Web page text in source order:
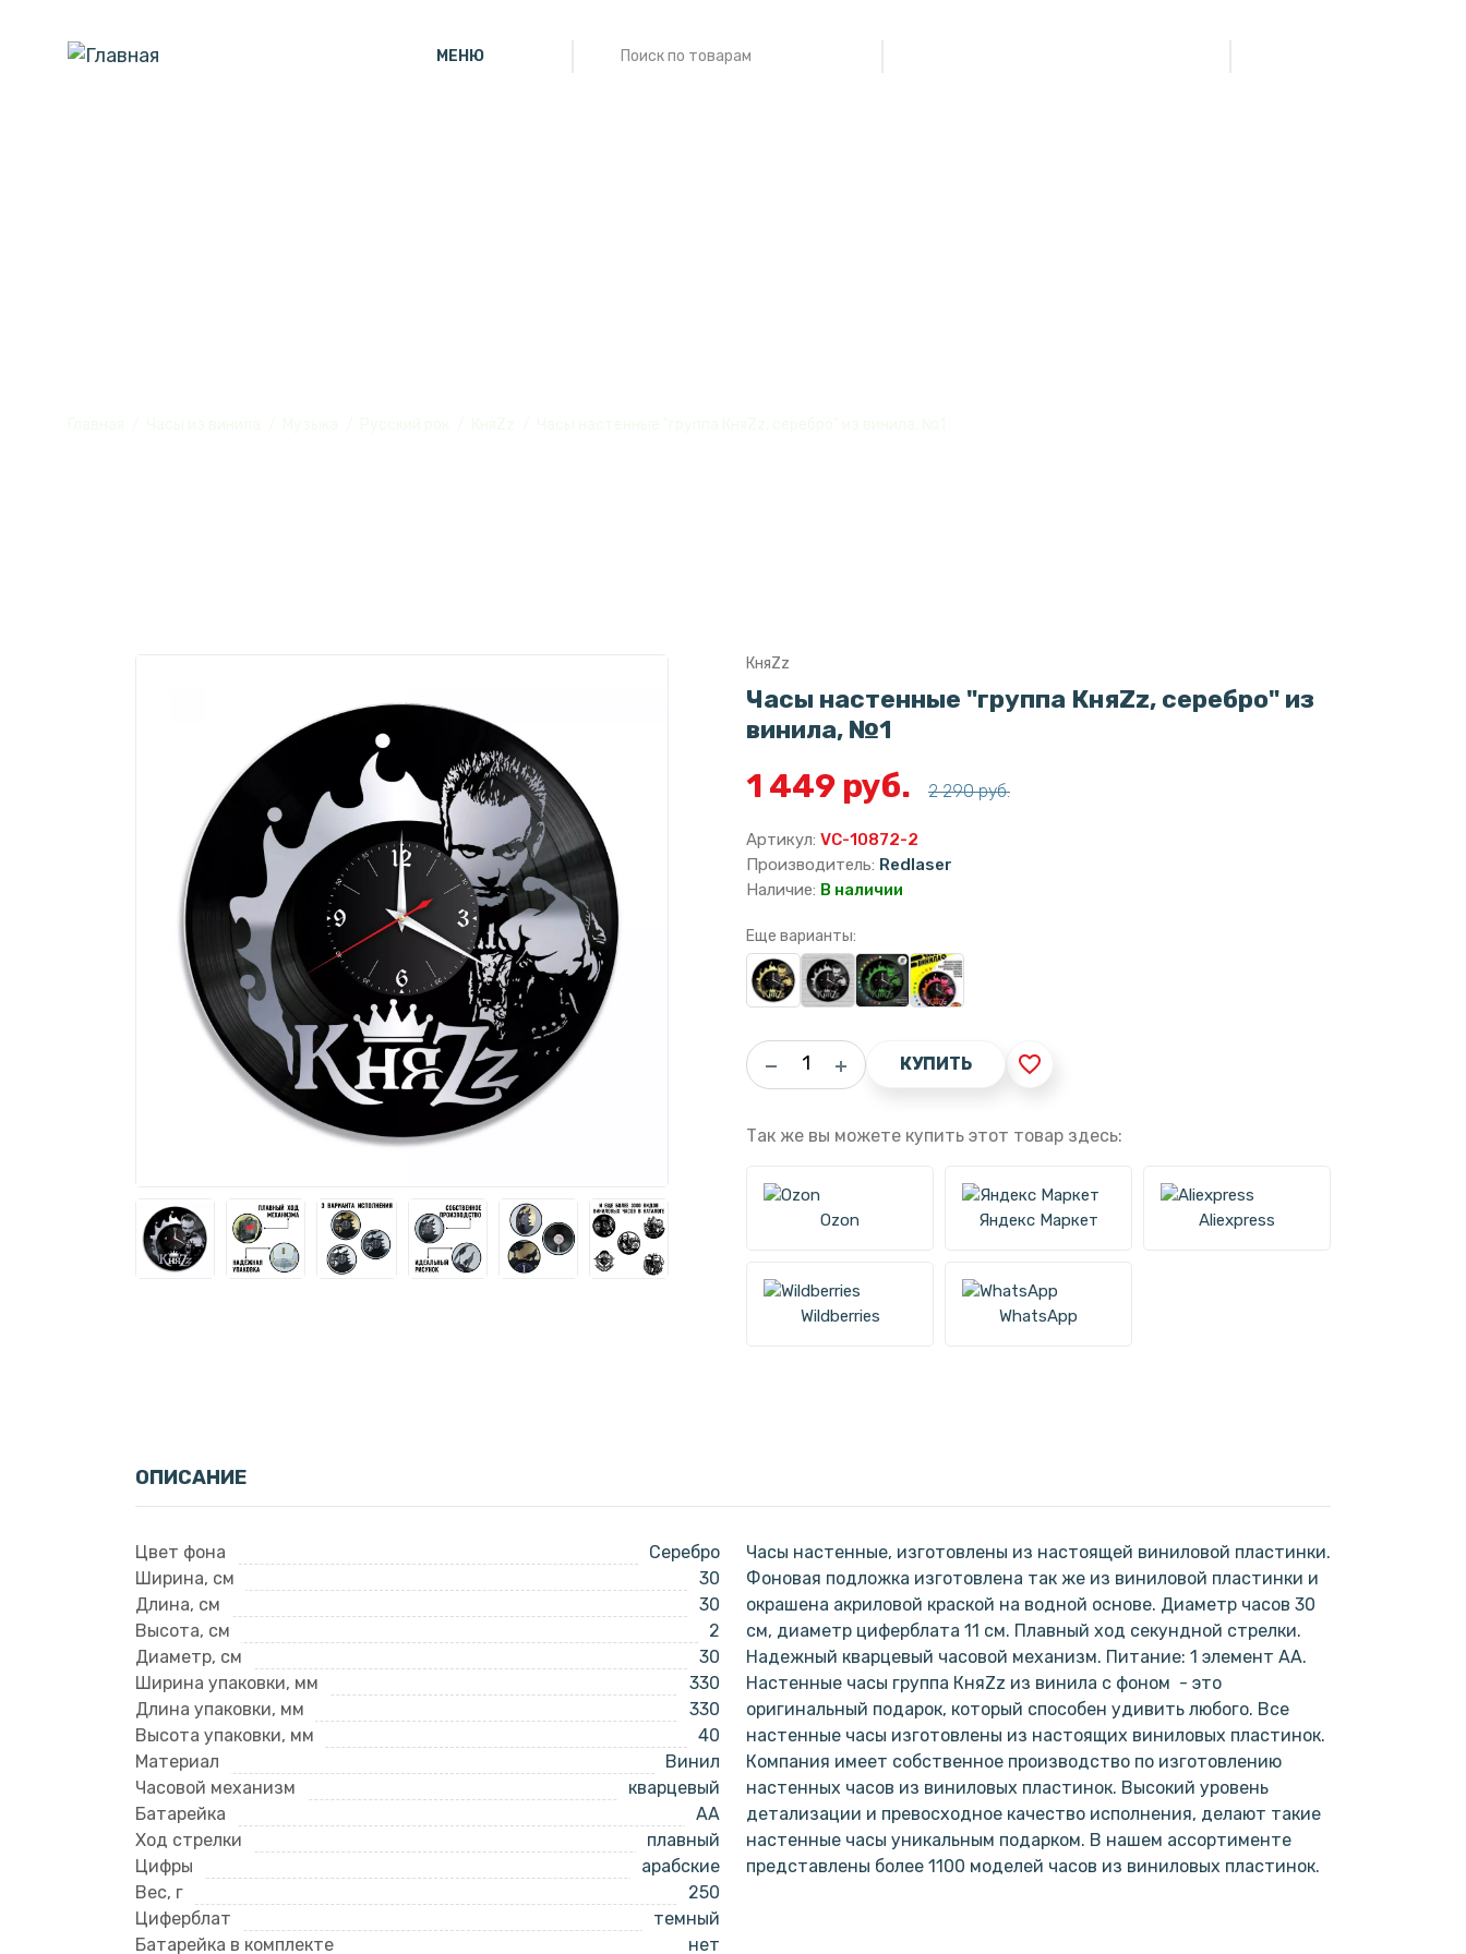
МЕНЮ
КняZz
Часы настенные "группа КняZz, серебро" из
винила, №1
1 449 руб. 2 290 руб.
Артикул: VC-10872-2
Производитель: Redlaser
Наличие: В наличии
Еще варианты:
КУПИТЬ favorite_border
Так же вы можете купить этот товар здесь:
Ozon Яндекс Маркет Aliexpress
Wildberries WhatsApp
ОПИСАНИЕ
Цвет фона
Серебро
Ширина, см
30
Длина, см
30
Высота, см
2
Диаметр, см
30
Ширина упаковки, мм
330
Длина упаковки, мм
330
Высота упаковки, мм
40
Материал
Винил
Часовой механизм
кварцевый
Батарейка
AA
Ход стрелки
плавный
Цифры
арабские
Вес, г
250
Циферблат
темный
Батарейка в комплекте
нет
Часы настенные, изготовлены из настоящей виниловой пластинки.
Фоновая подложка изготовлена так же из виниловой пластинки и
окрашена акриловой краской на водной основе. Диаметр часов 30
см, диаметр циферблата 11 см. Плавный ход секундной стрелки.
Надежный кварцевый часовой механизм. Питание: 1 элемент АА.
Настенные часы группа КняZz из винила с фоном - это
оригинальный подарок, который способен удивить любого. Все
настенные часы изготовлены из настоящих виниловых пластинок.
Компания имеет собственное производство по изготовлению
настенных часов из виниловых пластинок. Высокий уровень
детализации и превосходное качество исполнения, делают такие
настенные часы уникальным подарком. В нашем ассортименте
представлены более 1100 моделей часов из виниловых пластинок.